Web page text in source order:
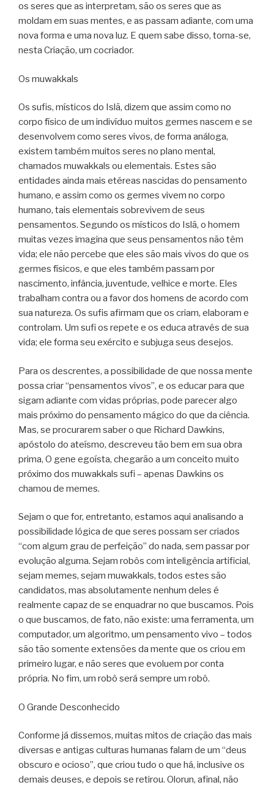
os seres que as interpretam, são os seres que as
moldam em suas mentes, e as passam adiante, com uma
nova forma e uma nova luz. E quem sabe disso, torna-se,
nesta Criação, um cocriador.
Os muwakkals
Os sufis, místicos do Islã, dizem que assim como no
corpo físico de um indivíduo muitos germes nascem e se
desenvolvem como seres vivos, de forma análoga,
existem também muitos seres no plano mental,
chamados muwakkals ou elementais. Estes são
entidades ainda mais etéreas nascidas do pensamento
humano, e assim como os germes vivem no corpo
humano, tais elementais sobrevivem de seus
pensamentos. Segundo os místicos do Islã, o homem
muitas vezes imagina que seus pensamentos não têm
vida; ele não percebe que eles são mais vivos do que os
germes físicos, e que eles também passam por
nascimento, infância, juventude, velhice e morte. Eles
trabalham contra ou a favor dos homens de acordo com
sua natureza. Os sufis afirmam que os criam, elaboram e
controlam. Um sufi os repete e os educa através de sua
vida; ele forma seu exército e subjuga seus desejos.
Para os descrentes, a possibilidade de que nossa mente
possa criar “pensamentos vivos”, e os educar para que
sigam adiante com vidas próprias, pode parecer algo
mais próximo do pensamento mágico do que da ciência.
Mas, se procurarem saber o que Richard Dawkins,
apóstolo do ateísmo, descreveu tão bem em sua obra
prima, O gene egoísta, chegarão a um conceito muito
próximo dos muwakkals sufi – apenas Dawkins os
chamou de memes.
Sejam o que for, entretanto, estamos aqui analisando a
possibilidade lógica de que seres possam ser criados
“com algum grau de perfeição” do nada, sem passar por
evolução alguma. Sejam robôs com inteligência artificial,
sejam memes, sejam muwakkals, todos estes são
candidatos, mas absolutamente nenhum deles é
realmente capaz de se enquadrar no que buscamos. Pois
o que buscamos, de fato, não existe: uma ferramenta, um
computador, um algoritmo, um pensamento vivo – todos
são tão somente extensões da mente que os criou em
primeiro lugar, e não seres que evoluem por conta
própria. No fim, um robô será sempre um robô.
O Grande Desconhecido
Conforme já dissemos, muitas mitos de criação das mais
diversas e antigas culturas humanas falam de um “deus
obscuro e ocioso”, que criou tudo o que há, inclusive os
demais deuses, e depois se retirou. Olorun, afinal, não